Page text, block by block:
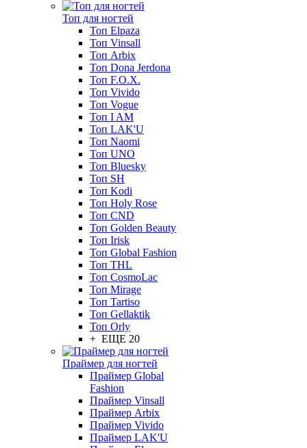
Топ для ногтей
Топ Elpaza
Топ Vinsall
Топ Arbix
Топ Dona Jerdona
Топ F.O.X.
Топ Vivido
Топ Vogue
Топ I AM
Топ LAK'U
Топ Naomi
Топ UNO
Топ Bluesky
Топ SH
Топ Kodi
Топ Holy Rose
Топ CND
Топ Golden Beauty
Топ Irisk
Топ Global Fashion
Топ THL
Топ CosmoLac
Топ Mirage
Топ Tartiso
Топ Gellaktik
Топ Orly
+ ЕЩЕ 20
Праймер для ногтей
Праймер Global
Fashion
Праймер Vinsall
Праймер Arbix
Праймер Vivido
Праймер LAK'U